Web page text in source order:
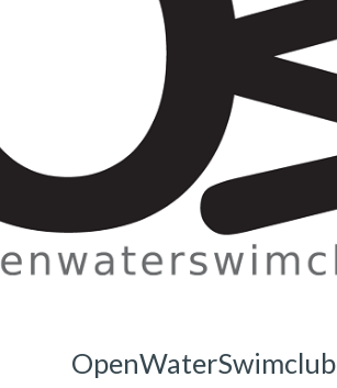
OpenWaterSwimclub